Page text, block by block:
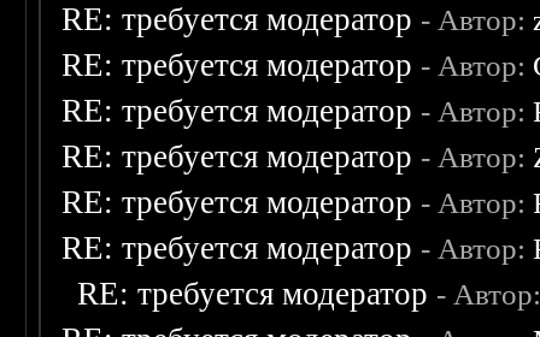
RE: требуется модератор - Автор:
RE: требуется модератор - Автор:
RE: требуется модератор - Автор:
RE: требуется модератор - Автор:
RE: требуется модератор - Автор:
RE: требуется модератор - Автор:
RE: требуется модератор -